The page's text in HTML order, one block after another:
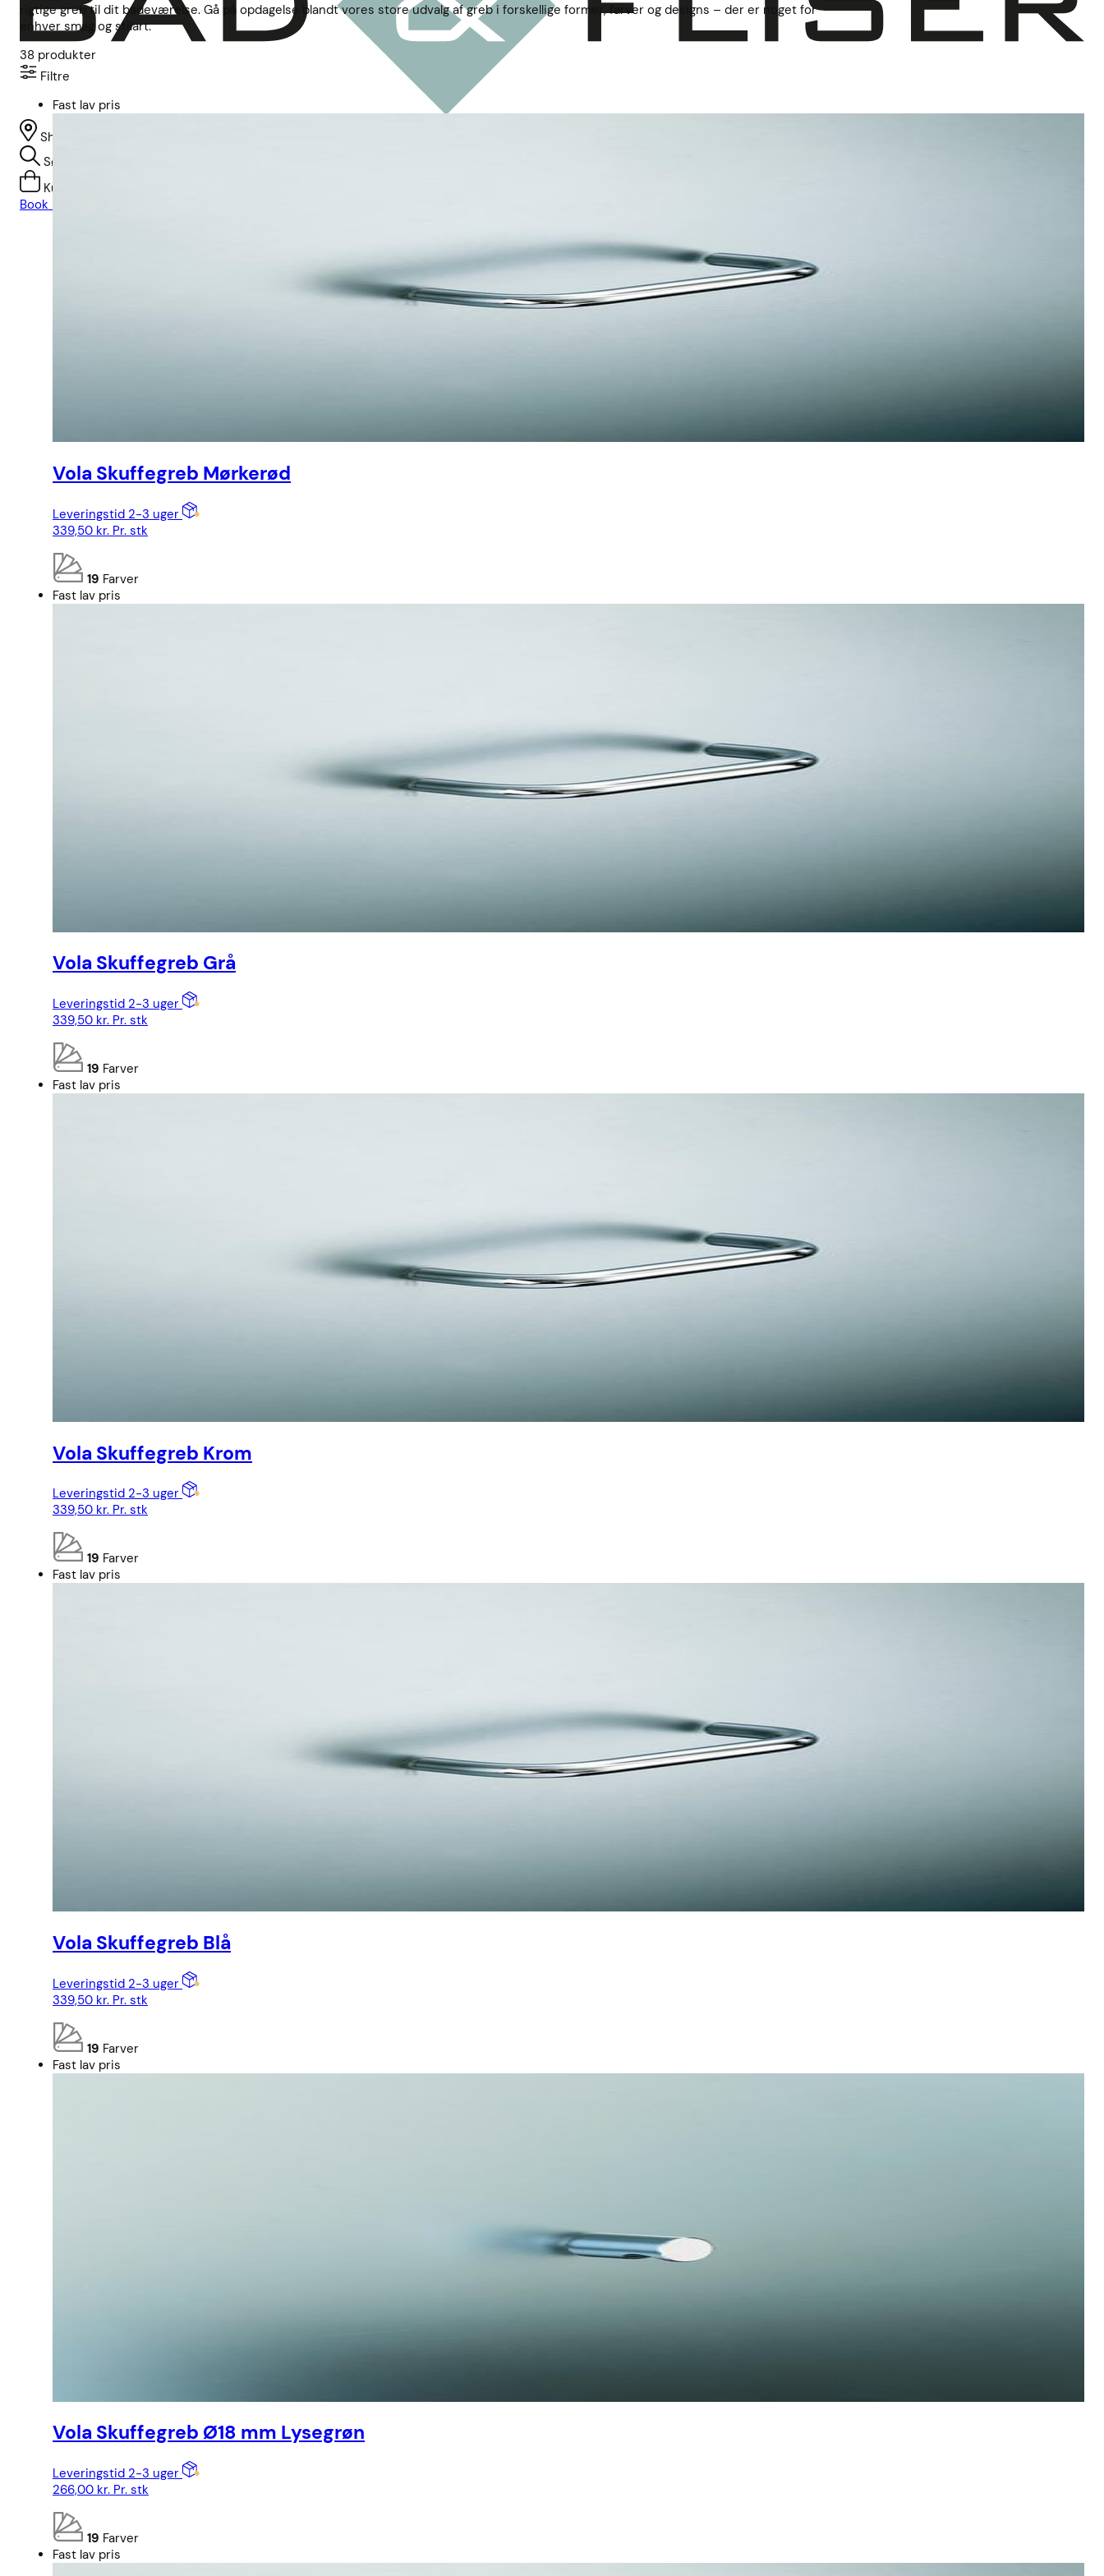
Showroom
Søg
Kurv
Book indretningskonsulent
rigtige greb til dit badeværelse. Gå på opdagelse blandt vores store udvalg af greb i forskellige former, farver og designs – der er noget for
enhver smag og stilart.
38 produkter
Filtre
Fast lav pris
Vola Skuffegreb Mørkerød
Leveringstid 2-3 uger
339,50 kr. Pr. stk
19 Farver
Fast lav pris
Vola Skuffegreb Grå
Leveringstid 2-3 uger
339,50 kr. Pr. stk
19 Farver
Fast lav pris
Vola Skuffegreb Krom
Leveringstid 2-3 uger
339,50 kr. Pr. stk
19 Farver
Fast lav pris
Vola Skuffegreb Blå
Leveringstid 2-3 uger
339,50 kr. Pr. stk
19 Farver
Fast lav pris
Vola Skuffegreb Ø18 mm Lysegrøn
Leveringstid 2-3 uger
266,00 kr. Pr. stk
19 Farver
Fast lav pris